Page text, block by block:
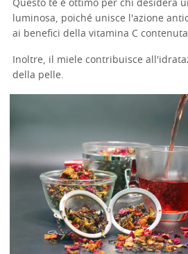
Questo tè è ottimo per chi desidera
luminosa, poiché unisce l'azione
ai benefici della vitamina C
Inoltre, il miele contribuisce
della pelle.